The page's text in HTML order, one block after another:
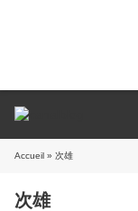
Accueil » 次雄
次雄